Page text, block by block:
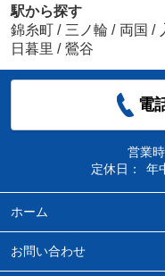
駅から探す
錦糸町 / 三ノ輪 / 両国 /
日暮里 / 鶯谷
電
営業時
定休日：
年
ホーム
お問い合わせ